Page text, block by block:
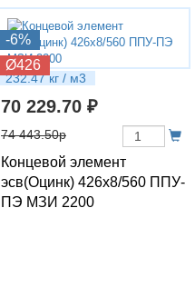
-6%
Ø426
232.47 кг / м3
70 229.70 ₽
74 443.50р
Концевой элемент
эсв(Оцинк) 426х8/560 ППУ-
ПЭ МЗИ 2200